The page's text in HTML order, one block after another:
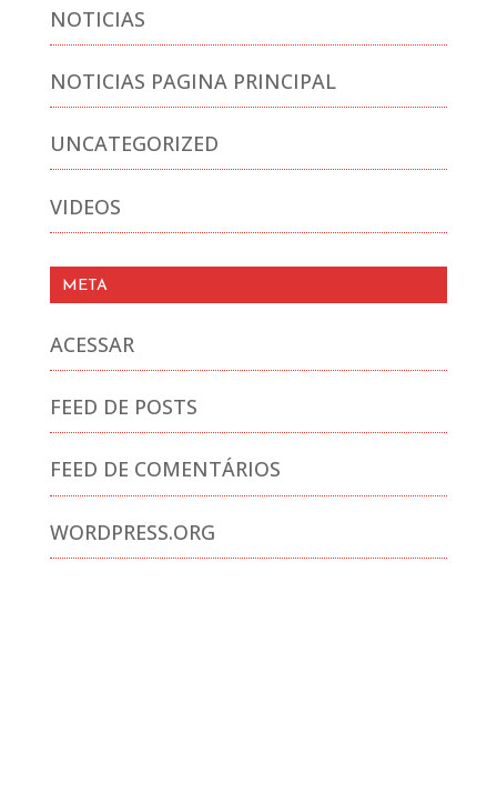
NOTICIAS
NOTICIAS PAGINA PRINCIPAL
UNCATEGORIZED
VIDEOS
META
ACESSAR
FEED DE POSTS
FEED DE COMENTÁRIOS
WORDPRESS.ORG